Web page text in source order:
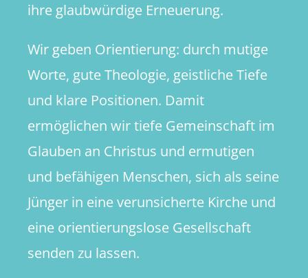
ihre glaubwürdige Erneuerung.
Wir geben Orientierung: durch mutige
Worte, gute Theologie, geistliche Tiefe
und klare Positionen. Damit
ermöglichen wir tiefe Gemeinschaft im
Glauben an Christus und ermutigen
und befähigen Menschen, sich als seine
Jünger in eine verunsicherte Kirche und
eine orientierungslose Gesellschaft
senden zu lassen.